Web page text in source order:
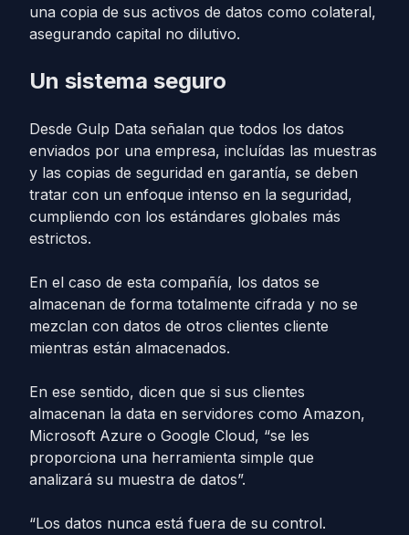
una copia de sus activos de datos como colateral,
asegurando capital no dilutivo.
Un sistema seguro
Desde Gulp Data señalan que todos los datos
enviados por una empresa, incluídas las muestras
y las copias de seguridad en garantía, se deben
tratar con un enfoque intenso en la seguridad,
cumpliendo con los estándares globales más
estrictos.
En el caso de esta compañía, los datos se
almacenan de forma totalmente cifrada y no se
mezclan con datos de otros clientes cliente
mientras están almacenados.
En ese sentido, dicen que si sus clientes
almacenan la data en servidores como Amazon,
Microsoft Azure o Google Cloud, “se les
proporciona una herramienta simple que
analizará su muestra de datos”.
“Los datos nunca está fuera de su control.